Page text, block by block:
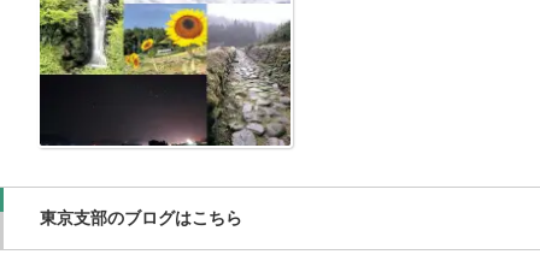
東京支部のブログはこちら